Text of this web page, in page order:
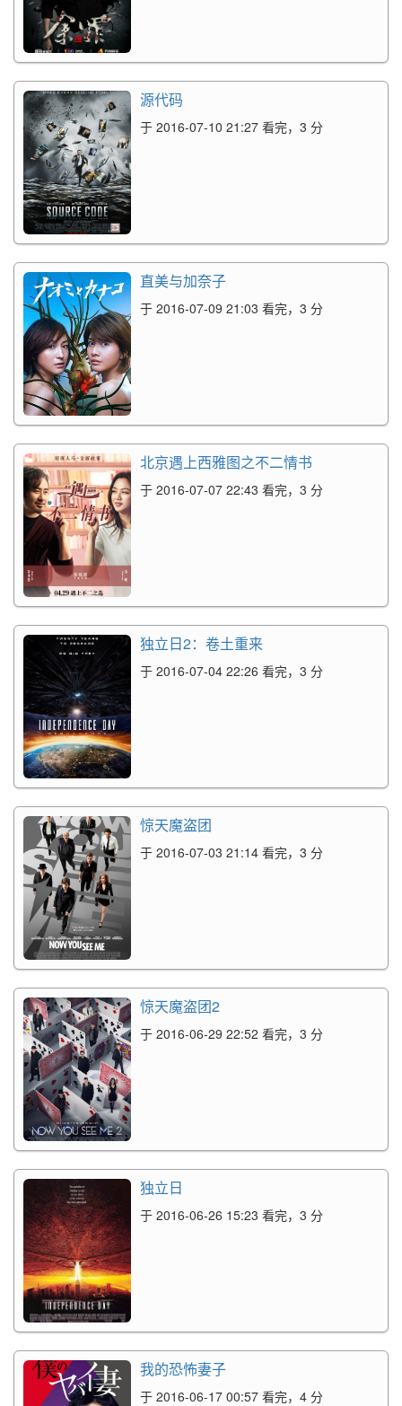
源代码
于 2016-07-10 21:27 看完，3 分
直美与加奈子
于 2016-07-09 21:03 看完，3 分
北京遇上西雅图之不二情书
于 2016-07-07 22:43 看完，3 分
独立日2：卷土重来
于 2016-07-04 22:26 看完，3 分
惊天魔盗团
于 2016-07-03 21:14 看完，3 分
惊天魔盗团2
于 2016-06-29 22:52 看完，3 分
独立日
于 2016-06-26 15:23 看完，3 分
我的恐怖妻子
于 2016-06-17 00:57 看完，4 分